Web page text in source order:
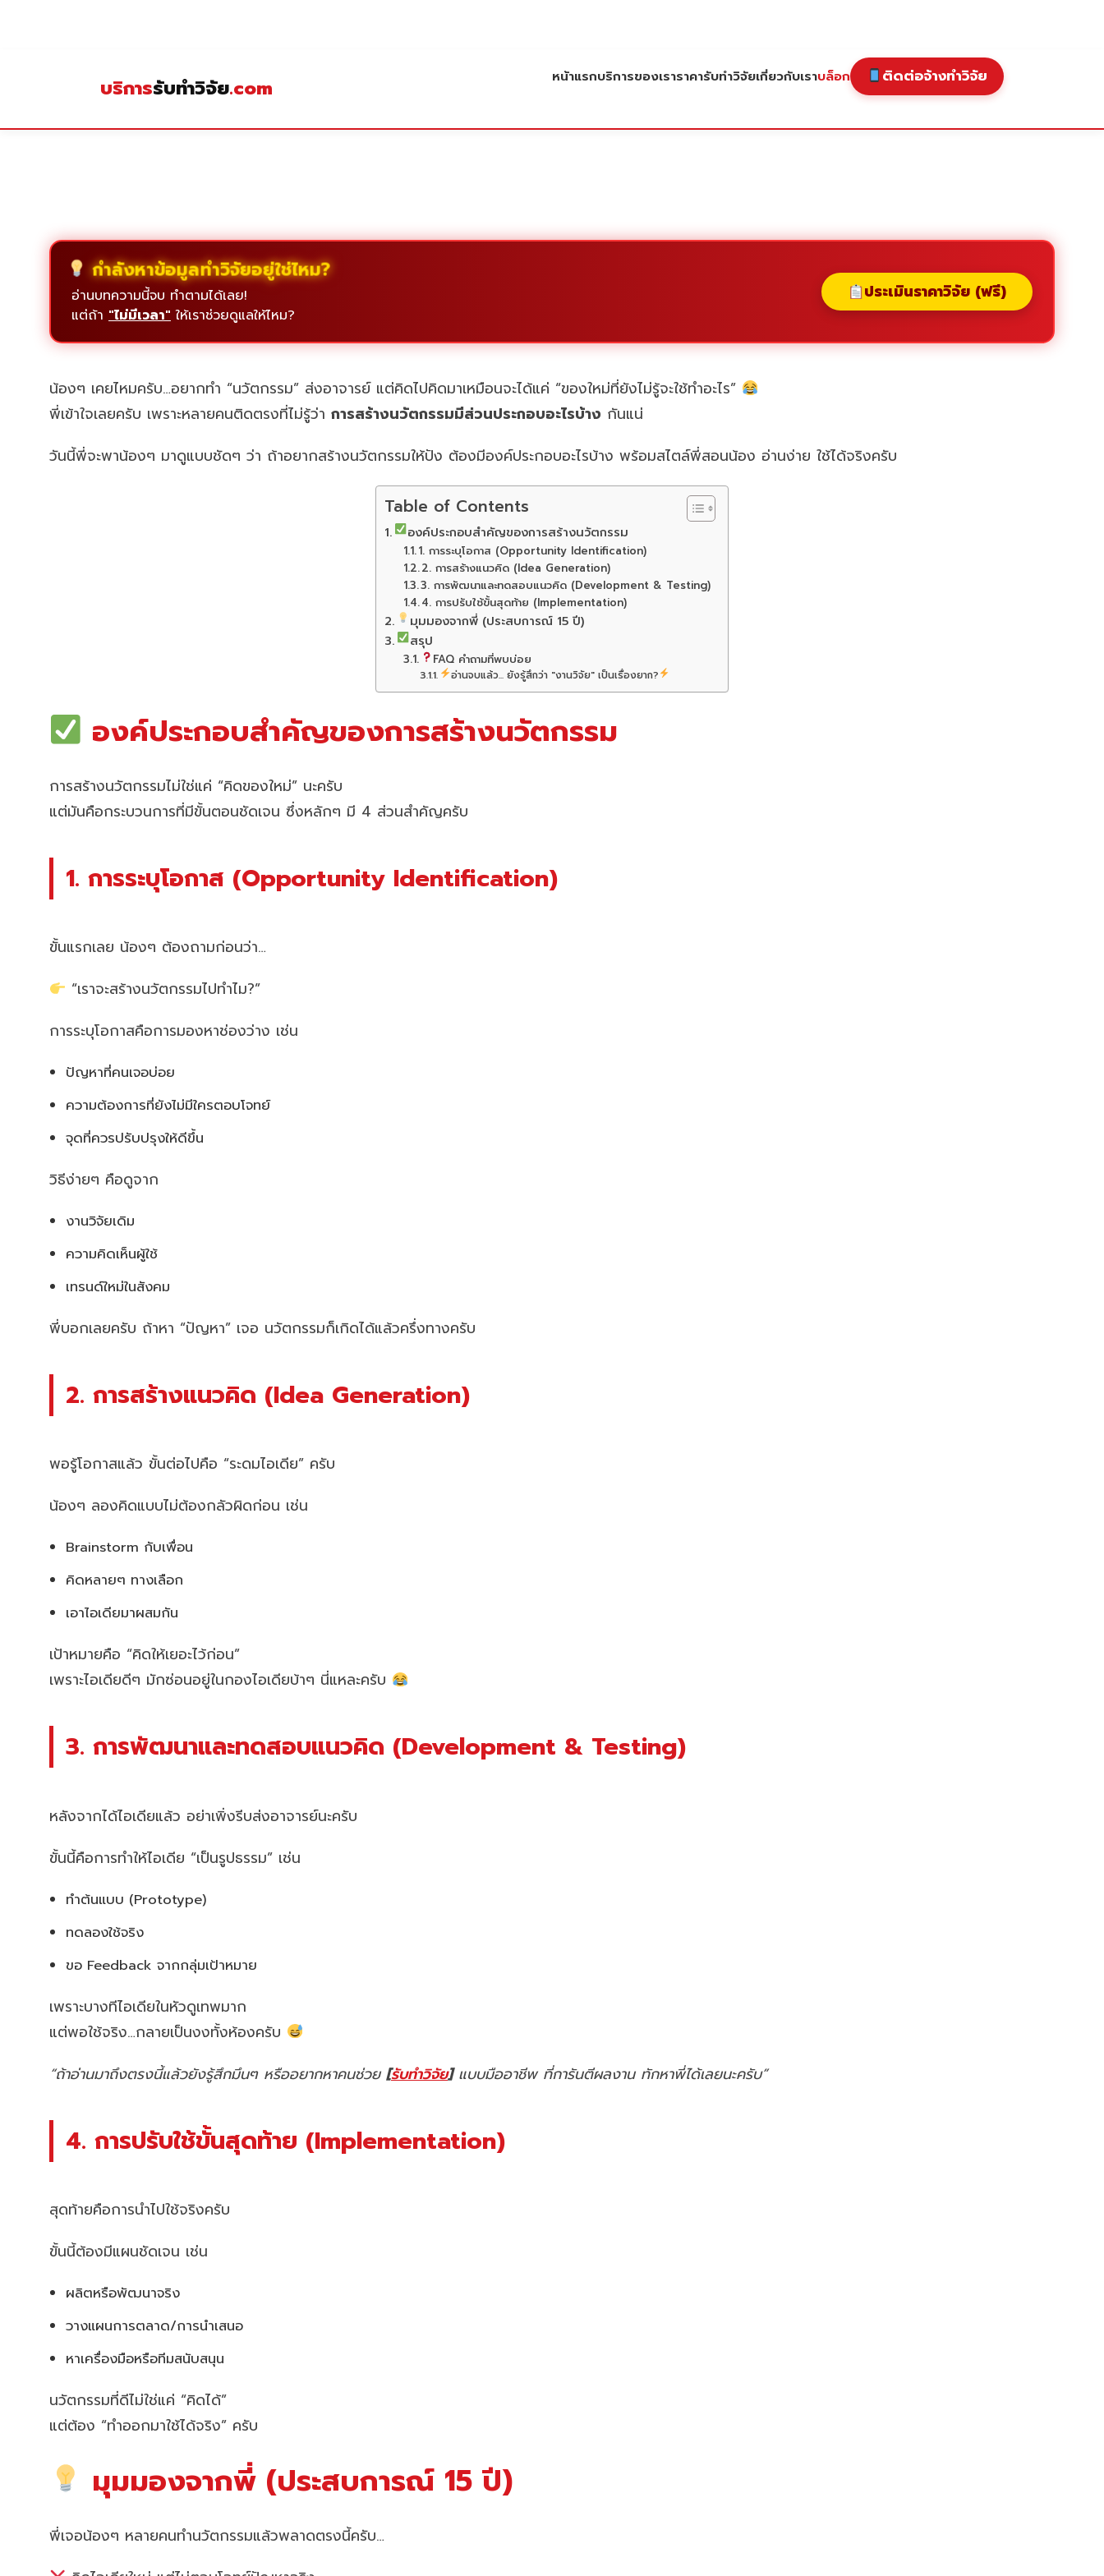
บริการรับทำวิจัย.com หน้าแรกบริการของเราราคารับทำวิจัยเกี่ยวกับเราบล็อก ติดต่อจ้างทำวิจัย
กำลังหาข้อมูลทำวิจัยอยู่ใช่ไหม?
อ่านบทความนี้จบ ทำตามได้เลย!
แต่ถ้า "ไม่มีเวลา" ให้เราช่วยดูแลให้ไหม?
ประเมินราคาวิจัย (ฟรี)
น้องๆ เคยไหมครับ…อยากทำ “นวัตกรรม” ส่งอาจารย์ แต่คิดไปคิดมาเหมือนจะได้แค่ “ของใหม่ที่ยังไม่รู้จะใช้ทำอะไร”
พี่เข้าใจเลยครับ เพราะหลายคนติดตรงที่ไม่รู้ว่า การสร้างนวัตกรรมมีส่วนประกอบอะไรบ้าง กันแน่
วันนี้พี่จะพาน้องๆ มาดูแบบชัดๆ ว่า ถ้าอยากสร้างนวัตกรรมให้ปัง ต้องมีองค์ประกอบอะไรบ้าง พร้อมสไตล์พี่สอนน้อง อ่านง่าย ใช้ได้จริงครับ
Table of Contents
องค์ประกอบสำคัญของการสร้างนวัตกรรม
1. การระบุโอกาส (Opportunity Identification)
2. การสร้างแนวคิด (Idea Generation)
3. การพัฒนาและทดสอบแนวคิด (Development & Testing)
4. การปรับใช้ขั้นสุดท้าย (Implementation)
มุมมองจากพี่ (ประสบการณ์ 15 ปี)
สรุป
FAQ คำถามที่พบบ่อย
อ่านจบแล้ว... ยังรู้สึกว่า "งานวิจัย" เป็นเรื่องยาก?
องค์ประกอบสำคัญของการสร้างนวัตกรรม
การสร้างนวัตกรรมไม่ใช่แค่ “คิดของใหม่” นะครับ
แต่มันคือกระบวนการที่มีขั้นตอนชัดเจน ซึ่งหลักๆ มี 4 ส่วนสำคัญครับ
1. การระบุโอกาส (Opportunity Identification)
ขั้นแรกเลย น้องๆ ต้องถามก่อนว่า…
“เราจะสร้างนวัตกรรมไปทำไม?”
การระบุโอกาสคือการมองหาช่องว่าง เช่น
ปัญหาที่คนเจอบ่อย
ความต้องการที่ยังไม่มีใครตอบโจทย์
จุดที่ควรปรับปรุงให้ดีขึ้น
วิธีง่ายๆ คือดูจาก
งานวิจัยเดิม
ความคิดเห็นผู้ใช้
เทรนด์ใหม่ในสังคม
พี่บอกเลยครับ ถ้าหา “ปัญหา” เจอ นวัตกรรมก็เกิดได้แล้วครึ่งทางครับ
2. การสร้างแนวคิด (Idea Generation)
พอรู้โอกาสแล้ว ขั้นต่อไปคือ “ระดมไอเดีย” ครับ
น้องๆ ลองคิดแบบไม่ต้องกลัวผิดก่อน เช่น
Brainstorm กับเพื่อน
คิดหลายๆ ทางเลือก
เอาไอเดียมาผสมกัน
เป้าหมายคือ “คิดให้เยอะไว้ก่อน”
เพราะไอเดียดีๆ มักซ่อนอยู่ในกองไอเดียบ้าๆ นี่แหละครับ
3. การพัฒนาและทดสอบแนวคิด (Development & Testing)
หลังจากได้ไอเดียแล้ว อย่าเพิ่งรีบส่งอาจารย์นะครับ
ขั้นนี้คือการทำให้ไอเดีย “เป็นรูปธรรม” เช่น
ทำต้นแบบ (Prototype)
ทดลองใช้จริง
ขอ Feedback จากกลุ่มเป้าหมาย
เพราะบางทีไอเดียในหัวดูเทพมาก
แต่พอใช้จริง…กลายเป็นงงทั้งห้องครับ
“ถ้าอ่านมาถึงตรงนี้แล้วยังรู้สึกมึนๆ หรืออยากหาคนช่วย [รับทำวิจัย]แบบมืออาชีพ ที่การันตีผลงาน ทักหาพี่ได้เลยนะครับ”
4. การปรับใช้ขั้นสุดท้าย (Implementation)
สุดท้ายคือการนำไปใช้จริงครับ
ขั้นนี้ต้องมีแผนชัดเจน เช่น
ผลิตหรือพัฒนาจริง
วางแผนการตลาด/การนำเสนอ
หาเครื่องมือหรือทีมสนับสนุน
นวัตกรรมที่ดีไม่ใช่แค่ “คิดได้”
แต่ต้อง “ทำออกมาใช้ได้จริง” ครับ
มุมมองจากพี่ (ประสบการณ์ 15 ปี)
พี่เจอน้องๆ หลายคนทำนวัตกรรมแล้วพลาดตรงนี้ครับ…